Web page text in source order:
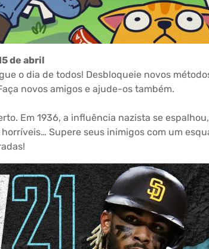
de abril
o dia de todos! Desbloqueie novos
novos amigos e ajude-os também.
Em 1936, a influência nazista se
Supere seus inimigos com um